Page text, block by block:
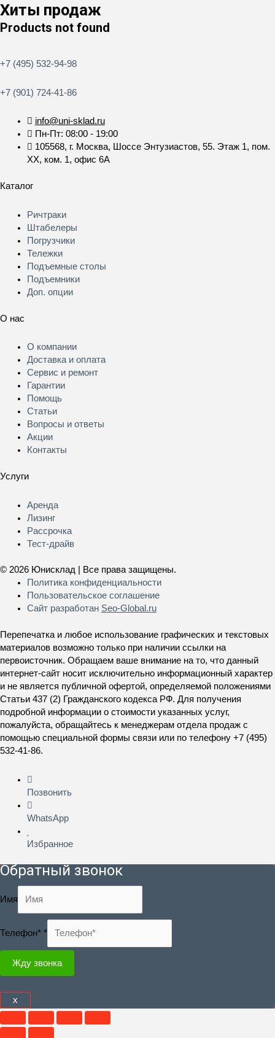
Хиты продаж
Products not found
+7 (495) 532-94-98
+7 (901) 724-41-86
info@uni-sklad.ru
Пн-Пт: 08:00 - 19:00
105568, г. Москва, Шоссе Энтузиастов, 55. Этаж 1, пом.
XX, ком. 1, офис 6А
Каталог
Меню
Ричтраки
Штабелеры
Погрузчики
Тележки
Подъемные столы
Подъемники
Доп. опции
О нас
Меню
О компании
Доставка и оплата
Сервис и ремонт
Гарантии
Помощь
Статьи
Вопросы и ответы
Акции
Контакты
Услуги
Меню
Аренда
Лизинг
Рассрочка
Тест-драйв
© 2026 Юнисклад | Все права защищены.
Политика конфиденциальности
Пользовательское соглашение
Сайт разработан Seo-Global.ru
Перепечатка и любое использование графических и текстовых
материалов возможно только при наличии ссылки на
первоисточник. Обращаем ваше внимание на то, что данный
интернет-сайт носит исключительно информационный характер
и не является публичной офертой, определяемой положениями
Статьи 437 (2) Гражданского кодекса РФ. Для получения
подробной информации о стоимости указанных услуг,
пожалуйста, обращайтесь к менеджерам отдела продаж с
помощью специальной формы связи или по телефону +7 (495)
532-41-86.
Позвонить
WhatsApp
Избранное
Обратный звонок
Имя
Телефон* *
Жду звонка
x